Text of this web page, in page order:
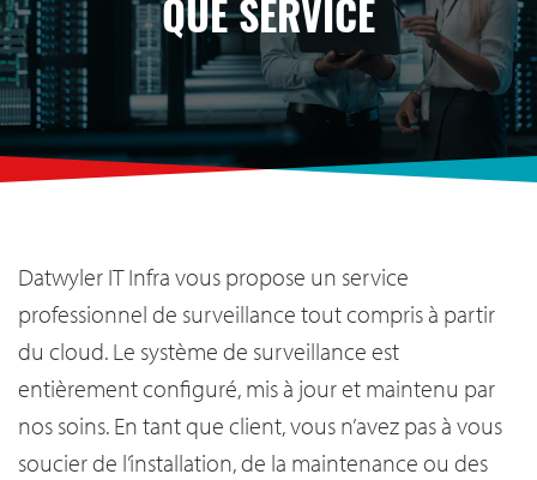
QUE SERVICE
Datwyler IT Infra vous propose un service
professionnel de surveillance tout compris à partir
du cloud. Le système de surveillance est
entièrement configuré, mis à jour et maintenu par
nos soins. En tant que client, vous n’avez pas à vous
soucier de l’installation, de la maintenance ou des